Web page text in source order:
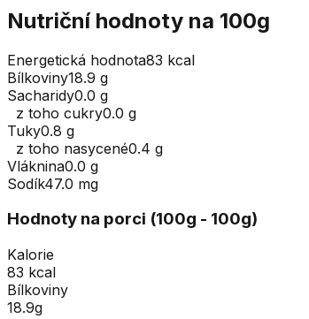
Nutriční hodnoty na 100g
Energetická hodnota83 kcal
Bílkoviny18.9 g
Sacharidy0.0 g
z toho cukry0.0 g
Tuky0.8 g
z toho nasycené0.4 g
Vláknina0.0 g
Sodík47.0 mg
Hodnoty na porci (100g - 100g)
Kalorie
83 kcal
Bílkoviny
18.9g